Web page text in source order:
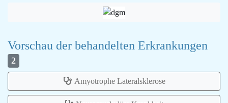
Vorschau der behandelten Erkrankungen
2
Amyotrophe Lateralsklerose